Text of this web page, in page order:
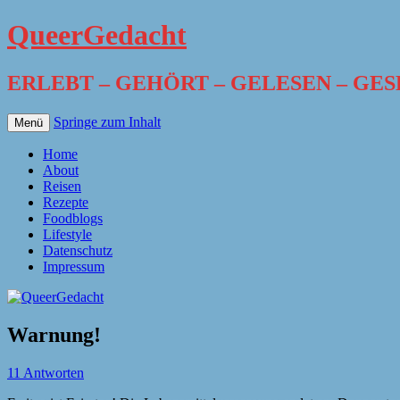
QueerGedacht
ERLEBT – GEHÖRT – GELESEN –
Menü Springe zum Inhalt
Home
About
Reisen
Rezepte
Foodblogs
Lifestyle
Datenschutz
Impressum
Warnung!
11 Antworten